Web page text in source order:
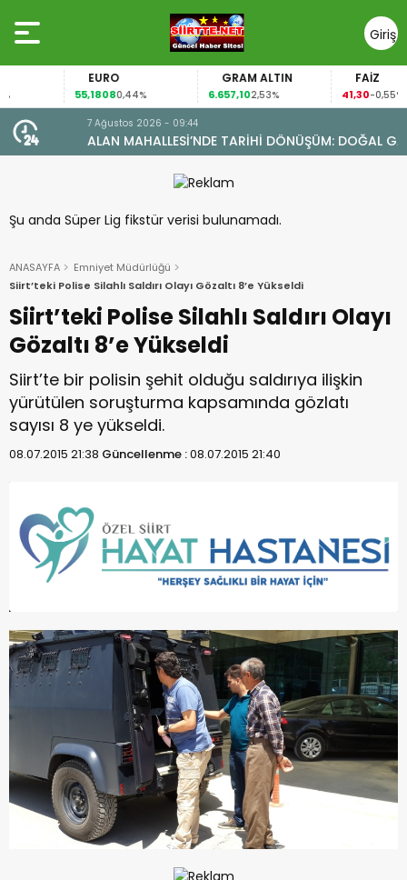
Giriş
Yap
EURO
55,18080,44%
GRAM ALTIN
6.657,102,53%
FAİZ
41,30 -0,55%
7 Ağustos 2026 - 09:44
ALAN MAHALLESİ’NDE TARİHİ DÖNÜŞÜM: DOĞAL GAZA
KAVUŞTU, 34 YILLIK TAPU SORUNU ÇÖZÜLDÜ
Şu anda Süper Lig fikstür verisi bulunamadı.
ANASAYFA
Emniyet Müdürlüğü
Siirt’teki Polise Silahlı Saldırı Olayı Gözaltı 8’e Yükseldi
Siirt’teki Polise Silahlı Saldırı Olayı
Gözaltı 8’e Yükseldi
Siirt’te bir polisin şehit olduğu saldırıya ilişkin
yürütülen soruşturma kapsamında gözlatı
sayısı 8 ye yükseldi.
08.07.2015 21:38 Güncellenme :08.07.2015 21:40